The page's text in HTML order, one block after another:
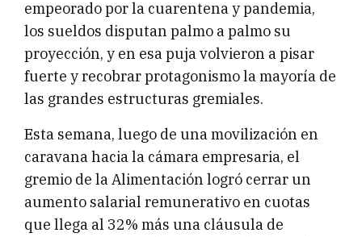
empeorado por la cuarentena y pandemia,
los sueldos disputan palmo a palmo su
proyección, y en esa puja volvieron a pisar
fuerte y recobrar protagonismo la mayoría de
las grandes estructuras gremiales.
Esta semana, luego de una movilización en
caravana hacia la cámara empresaria, el
gremio de la Alimentación logró cerrar un
aumento salarial remunerativo en cuotas
que llega al 32% más una cláusula de